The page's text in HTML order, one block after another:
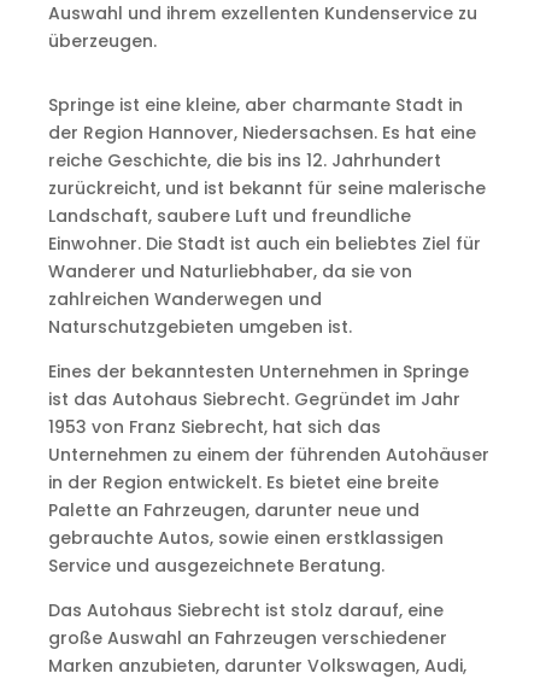
Auswahl und ihrem exzellenten Kundenservice zu
überzeugen.
Springe ist eine kleine, aber charmante Stadt in
der Region Hannover, Niedersachsen. Es hat eine
reiche Geschichte, die bis ins 12. Jahrhundert
zurückreicht, und ist bekannt für seine malerische
Landschaft, saubere Luft und freundliche
Einwohner. Die Stadt ist auch ein beliebtes Ziel für
Wanderer und Naturliebhaber, da sie von
zahlreichen Wanderwegen und
Naturschutzgebieten umgeben ist.
Eines der bekanntesten Unternehmen in Springe
ist das Autohaus Siebrecht. Gegründet im Jahr
1953 von Franz Siebrecht, hat sich das
Unternehmen zu einem der führenden Autohäuser
in der Region entwickelt. Es bietet eine breite
Palette an Fahrzeugen, darunter neue und
gebrauchte Autos, sowie einen erstklassigen
Service und ausgezeichnete Beratung.
Das Autohaus Siebrecht ist stolz darauf, eine
große Auswahl an Fahrzeugen verschiedener
Marken anzubieten, darunter Volkswagen, Audi,